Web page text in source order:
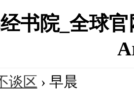
书院_全球
谈区 › 早晨